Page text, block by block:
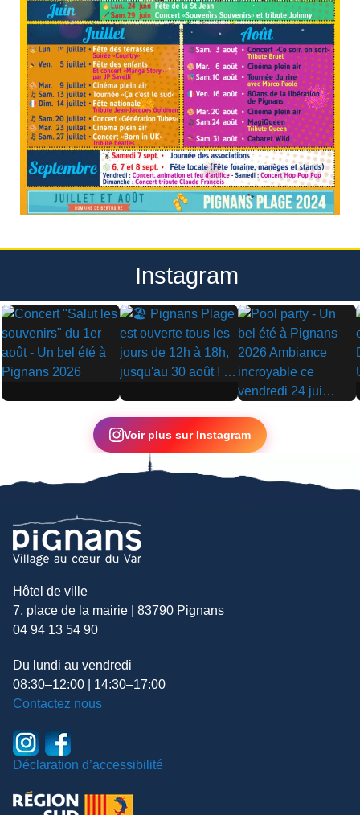
Instagram
▶ ▶
▶
Voir plus sur Instagram
Hôtel de ville
7, place de la mairie | 83790 Pignans
04 94 13 54 90
Du lundi au vendredi
08:30–12:00 | 14:30–17:00
Contactez nous
Déclaration d’accessibilité